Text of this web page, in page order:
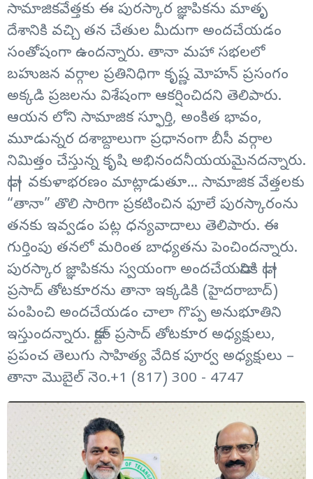
సామాజికవేత్తకు ఈ పురస్కార జ్ఞాపికను మాతృ
దేశానికి వచ్చి తన చేతుల మీదుగా అందచేయడం
సంతోషంగా ఉందన్నారు. తానా మహా సభలలో
బహుజన వర్గాల ప్రతినిధిగా కృష్ణ మోహన్ ప్రసంగం
అక్కడి ప్రజలను విశేషంగా ఆకర్షించిదని తెలిపారు.
ఆయన లోని సామాజిక స్ఫూర్తి, అంకిత భావం,
మూడున్నర దశాబ్దాలుగా ప్రధానంగా బీసీ వర్గాల
నిమిత్తం చేస్తున్న కృషి అభినందనీయయమైనదన్నారు.
డా|| వకుళాభరణం మాట్లాడుతూ... సామాజిక వేత్తలకు
“తానా” తొలి సారిగా ప్రకటించిన ఫూలే పురస్కారంను
తనకు ఇవ్వడం పట్ల ధన్యవాదాలు తెలిపారు. ఈ
గుర్తింపు తనలో మరింత బాధ్యతను పెంచిందన్నారు.
పురస్కార జ్ఞాపికను స్వయంగా అందచేయడానికి డా||
ప్రసాద్ తోటకూరను తానా ఇక్కడికి (హైదరాబాద్)
పంపించి అందచేయడం చాలా గొప్ప అనుభూతిని
ఇస్తుందన్నారు. డాక్టర్ ప్రసాద్ తోటకూర అధ్యక్షులు,
ప్రపంచ తెలుగు సాహిత్య వేదిక పూర్వ అధ్యక్షులు –
తానా మొబైల్ నెo.+1 (817) 300 - 4747